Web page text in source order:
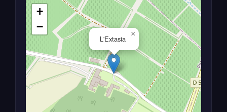
L'Extasia
×
+
−